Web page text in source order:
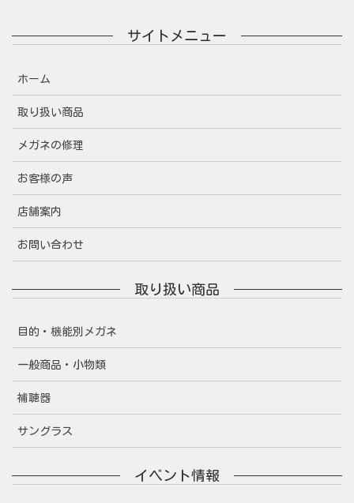
サイトメニュー
ホーム
取り扱い商品
メガネの修理
お客様の声
店舗案内
お問い合わせ
取り扱い商品
目的・機能別メガネ
一般商品・小物類
補聴器
サングラス
イベント情報